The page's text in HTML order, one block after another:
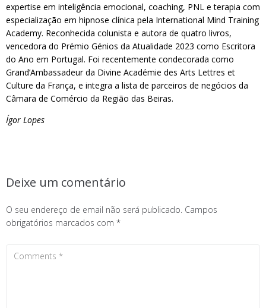
expertise em inteligência emocional, coaching, PNL e terapia com
especialização em hipnose clínica pela International Mind Training
Academy. Reconhecida colunista e autora de quatro livros,
vencedora do Prémio Génios da Atualidade 2023 como Escritora
do Ano em Portugal. Foi recentemente condecorada como
Grand’Ambassadeur da Divine Académie des Arts Lettres et
Culture da França, e integra a lista de parceiros de negócios da
Câmara de Comércio da Região das Beiras.
Ígor Lopes
Deixe um comentário
O seu endereço de email não será publicado. Campos
obrigatórios marcados com *